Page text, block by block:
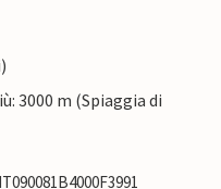
3000 m (Spiaggia di